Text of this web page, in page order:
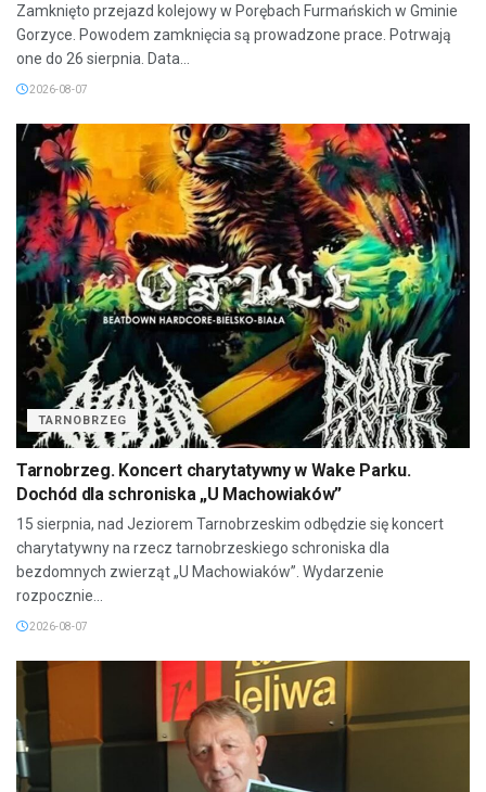
Zamknięto przejazd kolejowy w Porębach Furmańskich w Gminie
Gorzyce. Powodem zamknięcia są prowadzone prace. Potrwają
one do 26 sierpnia. Data...
2026-08-07
TARNOBRZEG
Tarnobrzeg. Koncert charytatywny w Wake Parku.
Dochód dla schroniska „U Machowiaków”
15 sierpnia, nad Jeziorem Tarnobrzeskim odbędzie się koncert
charytatywny na rzecz tarnobrzeskiego schroniska dla
bezdomnych zwierząt „U Machowiaków”. Wydarzenie
rozpocznie...
2026-08-07